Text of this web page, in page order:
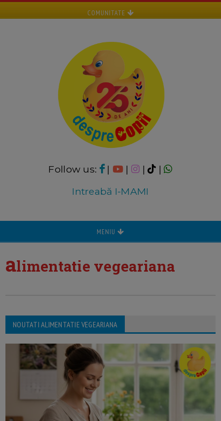
COMUNITATE
Follow us: | | |
|
Intreabă I-MAMI
MENIU
alimentatie vegeariana
NOUTATI ALIMENTATIE VEGEARIANA